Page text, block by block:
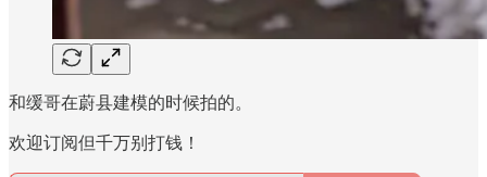
和缓哥在蔚县建模的时候拍的。
欢迎订阅但千万别打钱！